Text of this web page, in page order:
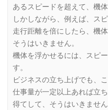
あるスピードを超えて、機体
しかしながら、例えば、ス
走行距離を倍にしたら、機
そうはいきません。
機体を浮かせるには、スピ
す。
ビジネスの立ち上げでも、
仕事量が一定以上あれば立
得てして、そうはいきません